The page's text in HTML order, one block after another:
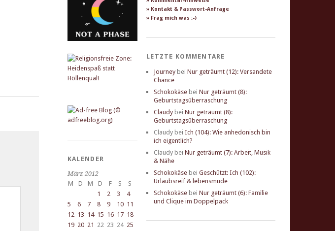
KALENDER
März 2012
M
D M D F S
S
1
2 3
4
5
6 7 8 9 10 11
12 13 14 15 16 17 18
19 20 21 22 23 24 25
» Kontakt & Passwort-Anfrage
» Frag mich was :-)
LETZTE KOMMENTARE
Journey bei Nur geträumt (12): Versandete
Chance
Schokokäse bei Nur geträumt (8):
Geburtstagsüberraschung
Claudy bei Nur geträumt (8):
Geburtstagsüberraschung
Claudy bei Ich (104): Wie anhedonisch bin
ich eigentlich?
Claudy bei Nur geträumt (7): Arbeit, Musik
& Nähe
Schokokäse bei Geschützt: Ich (102):
Urlaubsreif & lebensmüde
Schokokäse bei Nur geträumt (6): Familie
und Clique im Doppelpack